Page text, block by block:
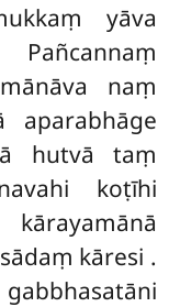
yāva
naṃ
hutvā taṃ
koṭīhi
kāresi .
gabbhasatāni